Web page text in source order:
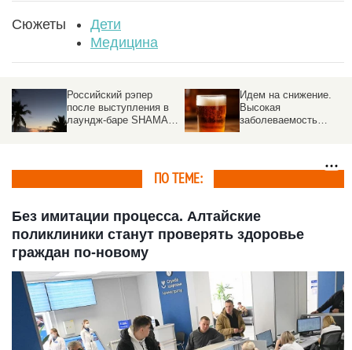
Сюжеты
Дети
Медицина
Идем на снижение.
Высокая
заболеваемость
«Начало
удивительного пути».
Ректор АГМУ – о
ПО ТЕМЕ:
Без имитации процесса. Алтайские
поликлиники станут проверять здоровье
граждан по-новому